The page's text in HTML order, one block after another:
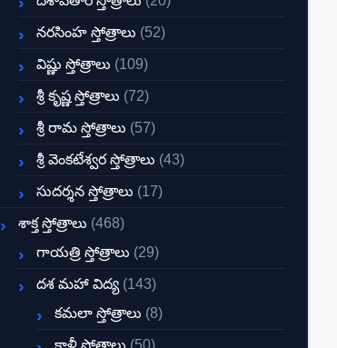
నరసింహ స్తోత్రాలు (52)
విష్ణు స్తోత్రాలు (109)
శ్రీ కృష్ణ స్తోత్రాలు (72)
శ్రీ రామ స్తోత్రాలు (57)
శ్రీ వెంకటేశ్వర స్తోత్రాలు (43)
సుదర్శన స్తోత్రాలు (17)
శాక్త స్తోత్రాలు (468)
గాయత్రి స్తోత్రాలు (29)
దశ మహా విద్య (143)
కమలా స్తోత్రాలు (8)
కాళీ స్తోత్రాలు (50)